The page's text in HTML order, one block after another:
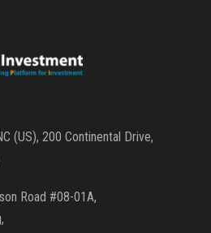
(US), 200 Continental Drive,
Road #08-01A,